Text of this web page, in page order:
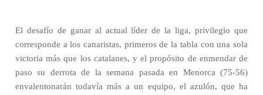
El desafío de ganar al actual líder de la liga, privilegio que
corresponde a los canaristas, primeros de la tabla con una sola
victoria más que los catalanes, y el propósito de enmendar de
paso su derrota de la semana pasada en Menorca (75-56)
envalentonarán todavía más a un equipo, el azulón, que ha